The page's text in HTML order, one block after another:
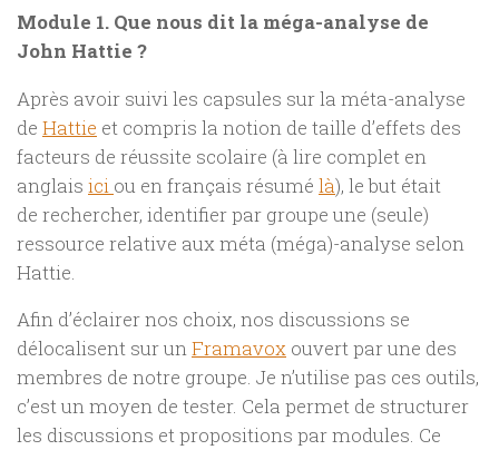
Module 1. Que nous dit la méga-analyse de
John Hattie ?
Après avoir suivi les capsules sur la méta-analyse
de Hattie et compris la notion de taille d’effets des
facteurs de réussite scolaire (à lire complet en
anglais ici ou en français résumé là), le but était
de rechercher, identifier par groupe une (seule)
ressource relative aux méta (méga)-analyse selon
Hattie.
Afin d’éclairer nos choix, nos discussions se
délocalisent sur unFramavox ouvert par une des
membres de notre groupe. Je n’utilise pas ces outils,
c’est un moyen de tester. Cela permet de structurer
les discussions et propositions par modules. Ce